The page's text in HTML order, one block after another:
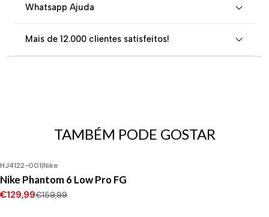
Whatsapp Ajuda
Mais de 12.000 clientes satisfeitos!
TAMBÉM PODE GOSTAR
DESCONTO
HJ4122-001|Nike
Nike Phantom 6 Low Pro FG
€129,99€159,99